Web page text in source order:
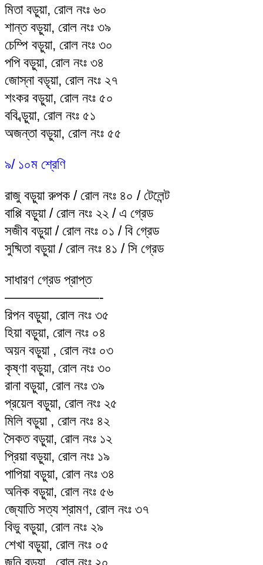
মিতা বড়ুয়া, রোল নংঃ ৬০
শান্ত বড়ুয়া, রোল নংঃ ৩৯
চেম্পি বড়ুয়া, রোল নংঃ ৩০
পপি বড়ুয়া, রোল নংঃ ৩৪
জোস্না বড়ৃয়া, রোল নংঃ ২৭
শংকর বড়ুয়া, রোল নংঃ ৫০
ববি ব্ড়ুয়া, রোল নংঃ ৫১
অজন্তা বড়ুয়া, রোল নংঃ ৫৫
৯/ ১০ম শ্রেণি
রাজু বড়ুয়া রুপক / রোল নংঃ ৪০ / টেলেন্ট
বাপ্পি বড়ুয়া / রোল নংঃ ২২ / এ গ্রেড
সজীব বড়ুয়া / রোল নংঃ ০১ / বি গ্রেড
সুষ্মিতা বড়ুয়া / রোল নংঃ ৪১ / সি গ্রেড
সাধারণ গ্রেড প্রাপ্ত
———————-
রিপন বড়ুয়া, রোল নংঃ ৩৫
হিয়া বড়ুয়া, রোল নংঃ ০৪
অয়ন বড়ুয়া , রোল নংঃ ০৩
কৃষ্ণা বড়ুয়া, রোল নংঃ ৩০
রানা বড়ুয়া, রোল নংঃ ৩৯
প্রয়েল বড়ুয়া, রোল নংঃ ২৫
মিলি বড়ুয়া , রোল নংঃ ৪২
সৈকত বড়ুয়া, রোল নংঃ ১২
প্রিয়া বড়ুয়া, রোল নংঃ ১৯
পাপিয়া বড়ুয়া, রোল নংঃ ৩৪
অনিক বড়ুয়া, রোল নংঃ ৫৬
জ্যোতি সত্য শ্রামণ, রোল নংঃ ৩৭
বিভু বড়ুয়া, রোল নংঃ ২৯
শেখা বড়ুয়া, রোল নংঃ ০৫
জনি বড়ুয়া , রোল নংঃ ২০